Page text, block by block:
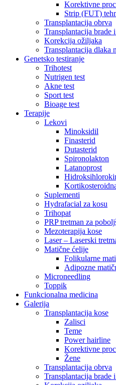
Korektivne
Strip (FUT)
Transplantacija obrva
Transplantacija brade
Korekcija ožiljaka
Transplantacija dlaka
Genetsko testiranje
Trihotest
Nutrigen test
Akne test
Sport test
Bioage test
Terapije
Lekovi
Minoksidil
Finasterid
Dutasterid
Spironolakton
Latanoprost
Suplementi
Hydrafacial za kosu
Trihopat
PRP tretman za
Mezoterapija kose
Laser – Laserski
Matične ćelije
Folikularne
Adipozne
Microneedling
Toppik
Funkcionalna medicina
Galerija
Transplantacija kose
Zalisci
Teme
Power hairline
Korektivne
Žene
Transplantacija obrva
Transplantacija brade